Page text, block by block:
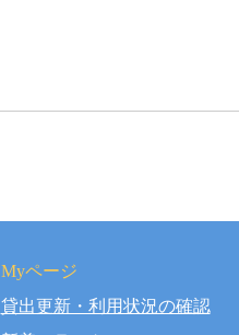
Myページ
貸出更新・利用状況の確認